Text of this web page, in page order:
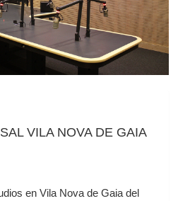
VILA NOVA DE GAIA
en Vila Nova de Gaia del